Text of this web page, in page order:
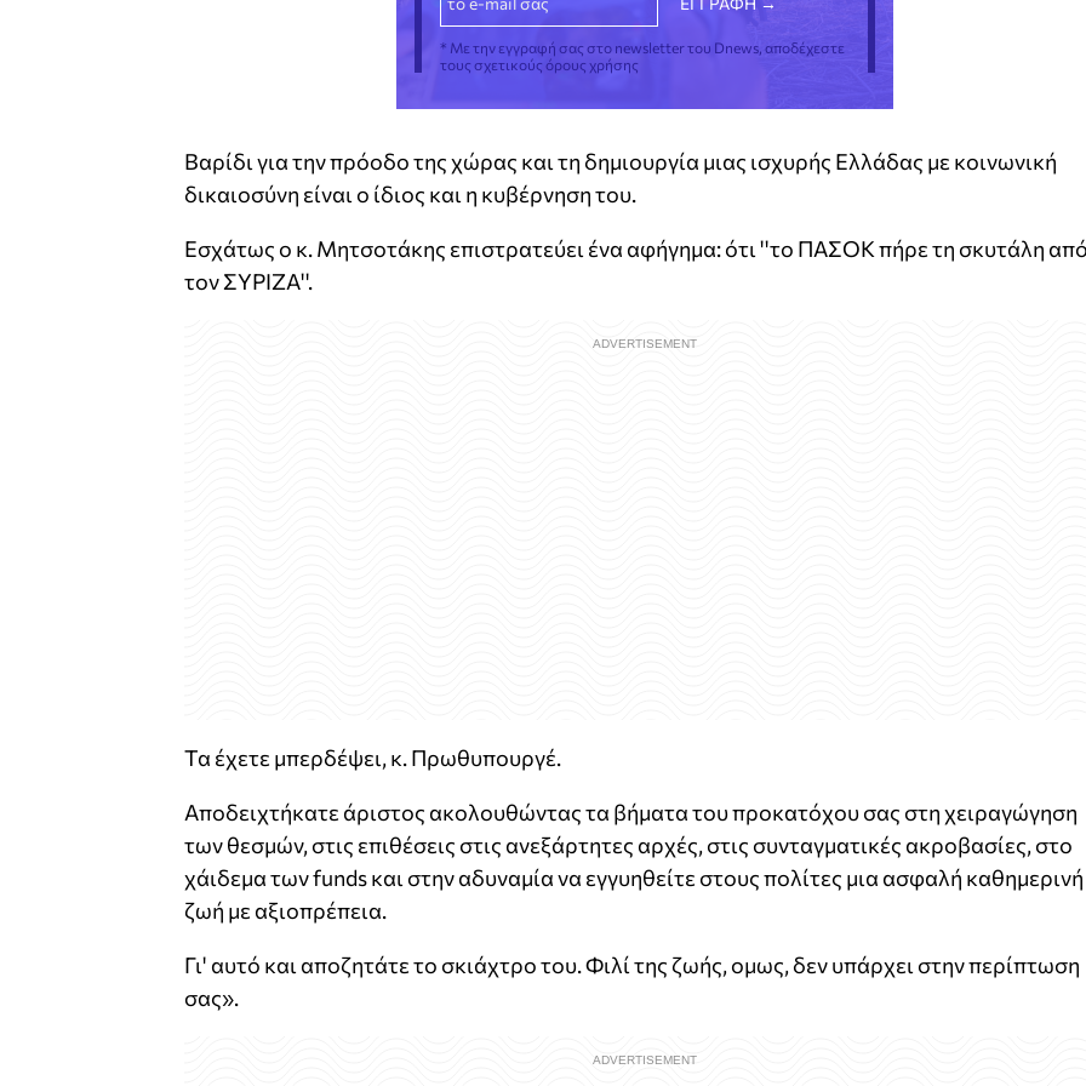
* Με την εγγραφή σας στο newsletter του Dnews, αποδέχεστε
τους σχετικούς όρους χρήσης
Βαρίδι για την πρόοδο της χώρας και τη δημιουργία μιας ισχυρής Ελλάδας με κοινωνική
δικαιοσύνη είναι ο ίδιος και η κυβέρνηση του.
Εσχάτως ο κ. Μητσοτάκης επιστρατεύει ένα αφήγημα: ότι ''το ΠΑΣΟΚ πήρε τη σκυτάλη
τον ΣΥΡΙΖΑ''.
Τα έχετε μπερδέψει, κ. Πρωθυπουργέ.
Αποδειχτήκατε άριστος ακολουθώντας τα βήματα του προκατόχου σας στη χειραγώγηση
των θεσμών, στις επιθέσεις στις ανεξάρτητες αρχές, στις συνταγματικές ακροβασίες, στο
χάιδεμα των funds και στην αδυναμία να εγγυηθείτε στους πολίτες μια ασφαλή καθημερινή
ζωή με αξιοπρέπεια.
Γι' αυτό και αποζητάτε το σκιάχτρο του. Φιλί της ζωής, ομως, δεν υπάρχει στην περίπτωση
σας».